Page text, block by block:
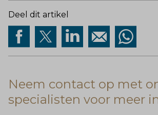
Deel dit artikel
Neem contact op met
specialisten voor meer